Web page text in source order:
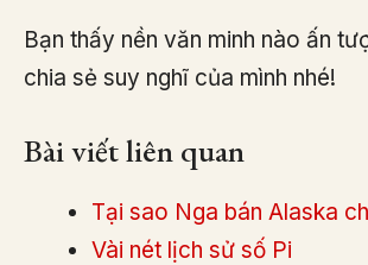
Bạn thấy nền văn minh nào ấn
chia sẻ suy nghĩ của mình nhé!
Bài viết liên quan
Tại sao Nga bán Alaska
Vài nét lịch sử số Pi